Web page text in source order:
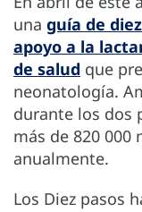
una guía de
apoyo a la
de salud que
neonatología.
durante los dos
más de 820 000
anualmente.
Los Diez pasos